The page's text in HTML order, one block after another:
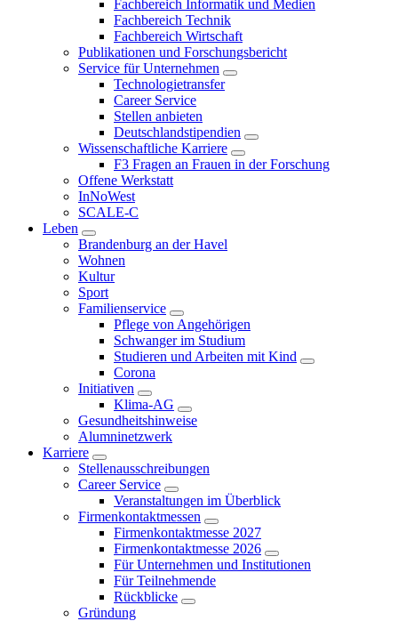
Fachbereich Informatik und Medien
Fachbereich Technik
Fachbereich Wirtschaft
Publikationen und Forschungsbericht
Service für Unternehmen
Technologietransfer
Career Service
Stellen anbieten
Deutschlandstipendien
Wissenschaftliche Karriere
F3 Fragen an Frauen in der Forschung
Offene Werkstatt
InNoWest
SCALE-C
Leben
Brandenburg an der Havel
Wohnen
Kultur
Sport
Familienservice
Pflege von Angehörigen
Schwanger im Studium
Studieren und Arbeiten mit Kind
Corona
Initiativen
Klima-AG
Gesundheitshinweise
Alumninetzwerk
Karriere
Stellenausschreibungen
Career Service
Veranstaltungen im Überblick
Firmenkontaktmessen
Firmenkontaktmesse 2027
Firmenkontaktmesse 2026
Für Unternehmen und Institutionen
Für Teilnehmende
Rückblicke
Gründung